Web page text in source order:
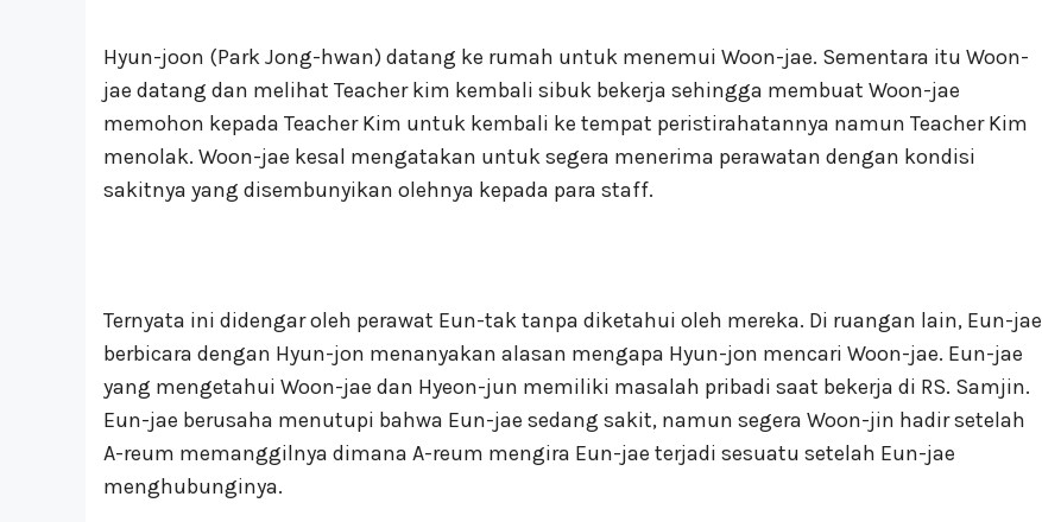
Hyun-joon (Park Jong-hwan) datang ke rumah untuk menemui Woon-jae. Sementara itu Woon-
jae datang dan melihat Teacher kim kembali sibuk bekerja sehingga membuat Woon-jae
memohon kepada Teacher Kim untuk kembali ke tempat peristirahatannya namun Teacher Kim
menolak. Woon-jae kesal mengatakan untuk segera menerima perawatan dengan kondisi
sakitnya yang disembunyikan olehnya kepada para staff.
Ternyata ini didengar oleh perawat Eun-tak tanpa diketahui oleh mereka. Di ruangan lain, Eun-jae
berbicara dengan Hyun-jon menanyakan alasan mengapa Hyun-jon mencari Woon-jae. Eun-jae
yang mengetahui Woon-jae dan Hyeon-jun memiliki masalah pribadi saat bekerja di RS. Samjin.
Eun-jae berusaha menutupi bahwa Eun-jae sedang sakit, namun segera Woon-jin hadir setelah
A-reum memanggilnya dimana A-reum mengira Eun-jae terjadi sesuatu setelah Eun-jae
menghubunginya.